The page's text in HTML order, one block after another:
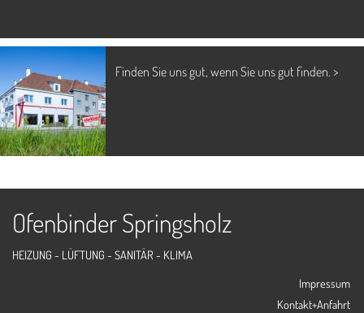
Finden Sie uns gut, wenn Sie uns gut finden. >
Ofenbinder Springsholz
HEIZUNG - LÜFTUNG - SANITÄR - KLIMA
Impressum
Kontakt+Anfahrt